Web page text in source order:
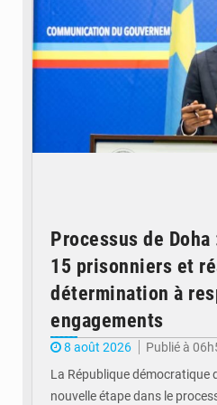
Processus de Doha
15 prisonniers et
détermination à
engagements
8 août 2026
Publié à
La République démocratique
nouvelle étape dans le